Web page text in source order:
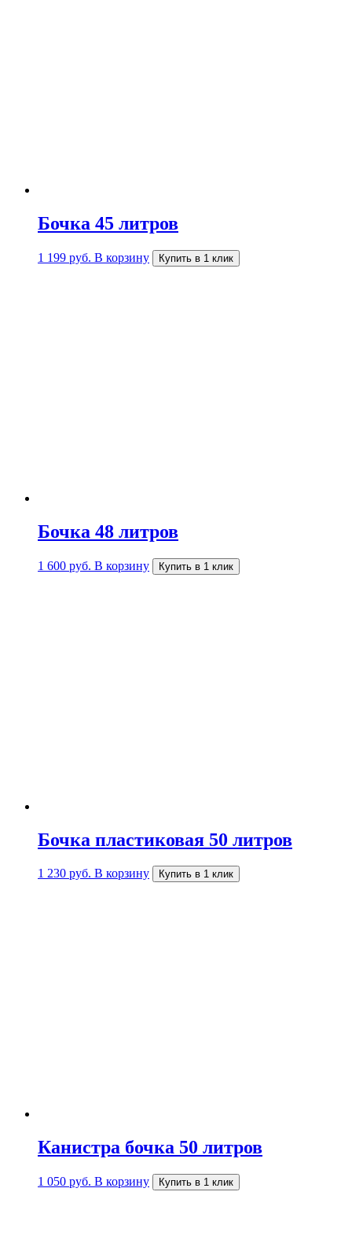
Бочка 45 литров
1 199 руб. В корзину Купить в 1 клик
Бочка 48 литров
1 600 руб. В корзину Купить в 1 клик
Бочка пластиковая 50 литров
1 230 руб. В корзину Купить в 1 клик
Канистра бочка 50 литров
1 050 руб. В корзину Купить в 1 клик